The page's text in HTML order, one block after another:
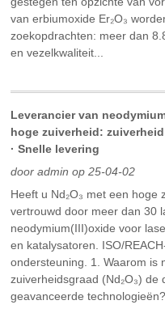
van erbiumoxide Er₂O₃
zoekopdrachten: meer dan
en vezelkwaliteit...
Leverancier van
hoge zuiverheid:
· Snelle levering
door admin op 25-04-02
Heeft u Nd₂O₃ met een
vertrouwd door meer dan 30
neodymium(III)oxide voor
en katalysatoren. ISO/
ondersteuning. ‌1. Waarom is
zuiverheidsgraad (Nd₂O₃)
geavanceerde